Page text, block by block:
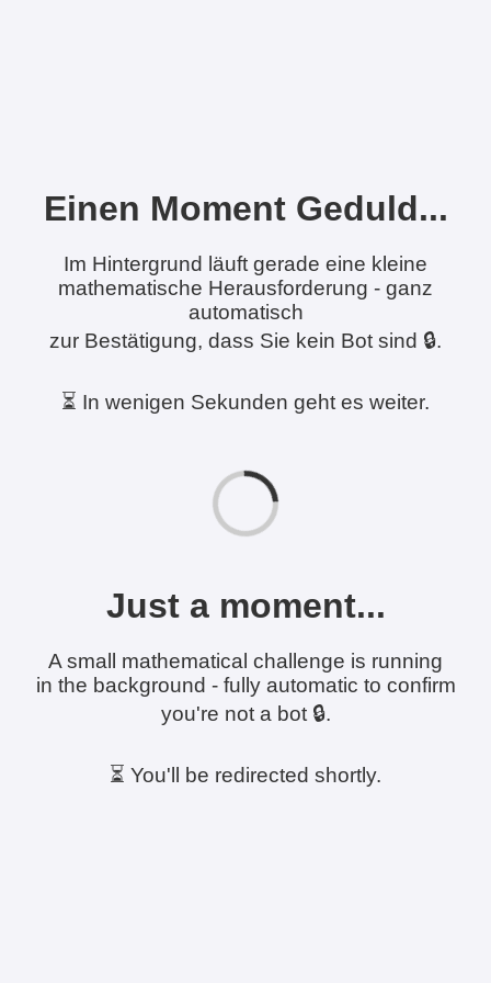
Einen Moment Geduld...
Im Hintergrund läuft gerade eine kleine
mathematische Herausforderung - ganz
automatisch
zur Bestätigung, dass Sie kein Bot sind 🔒.
⏳ In wenigen Sekunden geht es weiter.
Just a moment...
A small mathematical challenge is running
in the background - fully automatic to confirm
you're not a bot 🔒.
⏳ You'll be redirected shortly.